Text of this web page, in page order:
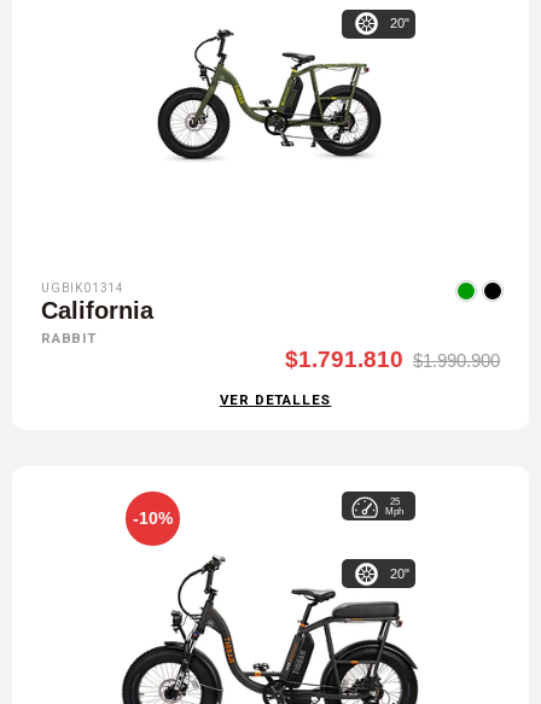
20"
UGBIK01314
California
RABBIT
$1.791.810 $1.990.900
VER DETALLES
-10%
25
Mph
20"